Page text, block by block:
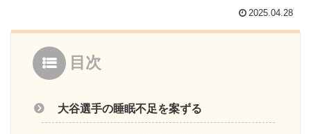
2025.04.28
目次
大谷選手の睡眠不足を案ずる